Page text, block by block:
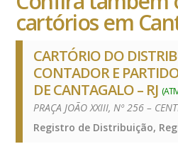
cartórios em
CARTÓRIO DO
CONTADOR E
DE CANTAGALO – RJ
PRAÇA JOÃO XXIII, Nº 256 –